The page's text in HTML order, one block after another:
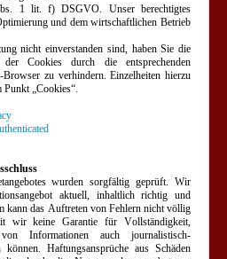
1 lit. f) DSGVO. Unser berechtigtes
und dem wirtschaftlichen Betrieb
nicht einverstanden sind, haben Sie die
Cookies durch die entsprechenden
zu verhindern. Einzelheiten hierzu
Punkt „Cookies“.
wurden sorgfältig geprüft. Wir
aktuell, inhaltlich richtig und
kann das Auftreten von Fehlern nicht völlig
wir keine Garantie für Vollständigkeit,
Informationen auch journalistisch-
Haftungsansprüche aus Schäden